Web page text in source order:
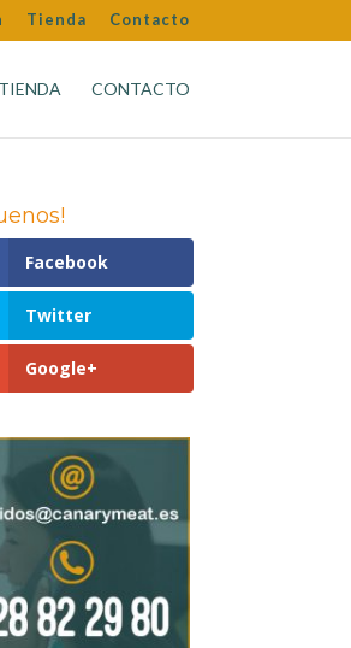
Tienda Contacto
TIENDA CONTACTO
Facebook
Twitter
Google+